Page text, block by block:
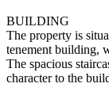
BUILDING
The property is
tenement building,
The spacious
character to the